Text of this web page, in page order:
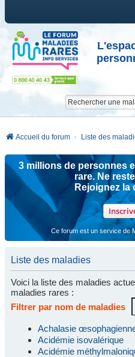
Accueil du forum Liste des
3 millions de personnes
rare. Ne
Rejoignez la
Ce forum est un service de
Liste des maladies
Voici la liste des maladies
maladies rares :
Filtrer par nom de maladies
Achalasie
Acidémie isovalérique
Acidémie